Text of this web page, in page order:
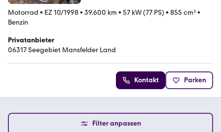
Motorrad • EZ 10/1998• 39.600 km • 57 kW (77 PS) • 855 cm³•
Benzin
Privatanbieter
06317 Seegebiet Mansfelder Land
Kontakt Parken
Filter anpassen